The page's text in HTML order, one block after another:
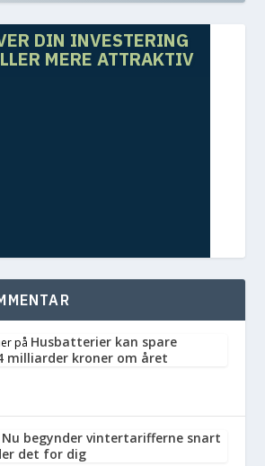
DIN INVESTERING
MERE ATTRAKTIV
på Husbatterier kan spare
milliarder kroner om året
Nu begynder vintertarifferne snart
det for dig